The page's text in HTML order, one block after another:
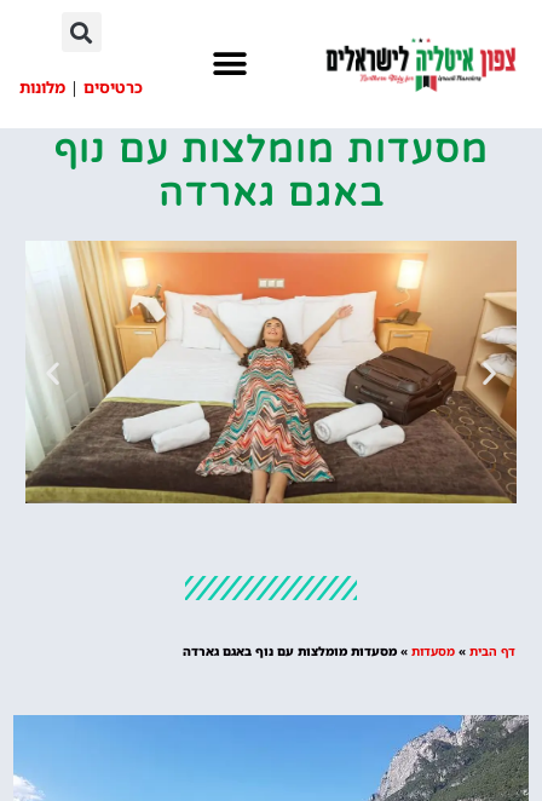
כרטיסים | מלונות
מסעדות מומלצות עם נוף
באגם גארדה
מציאת מלון
דף הבית » מסעדות » מסעדות מומלצות עם נוף באגם גארדה